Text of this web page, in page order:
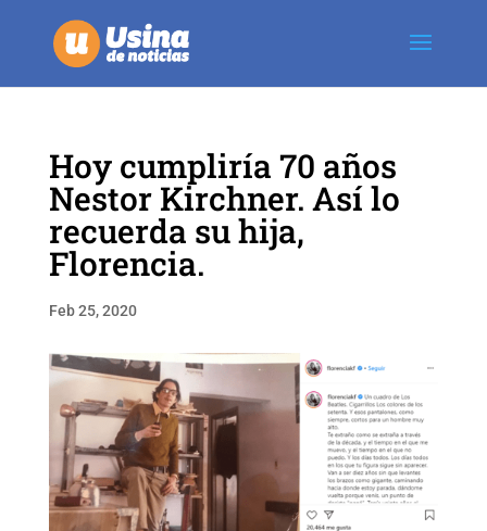
Hoy cumpliría 70 años
Nestor Kirchner. Así lo
recuerda su hija,
Florencia.
Feb 25, 2020